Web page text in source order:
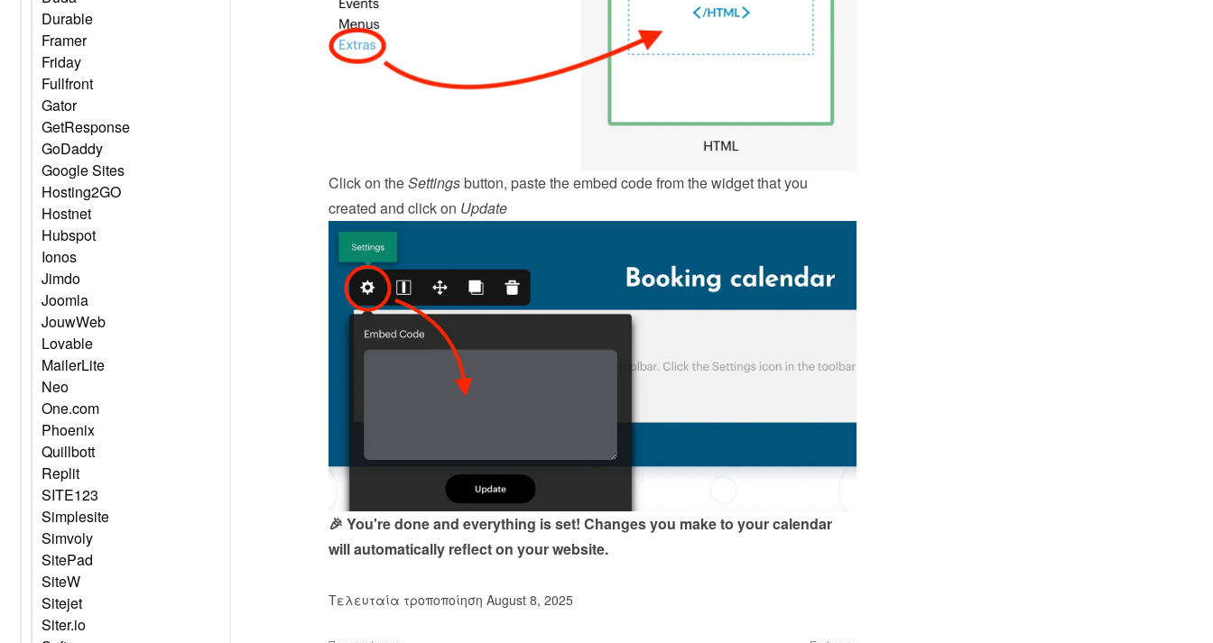
Durable
Framer
Friday
Fullfront
Gator
GetResponse
GoDaddy
Google Sites
Hosting2GO
Hostnet
Hubspot
Ionos
Jimdo
Joomla
JouwWeb
Lovable
MailerLite
Neo
One.com
Phoenix
Quillbott
Replit
SITE123
Simplesite
Simvoly
SitePad
SiteW
Sitejet
Siter.io
Click on the Settings button, paste the embed code from the widget that you
created and click on Update
🎉 You're done and everything is set! Changes you make to your calendar
will automatically reflect on your website.
Τελευταία τροποποίηση August 8, 2025